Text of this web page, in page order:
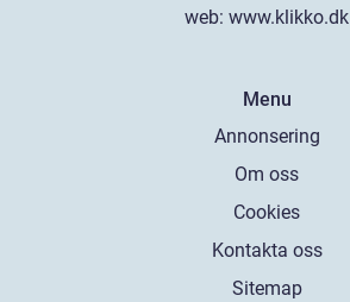
web: www.klikko.dk
Menu
Annonsering
Om oss
Cookies
Kontakta oss
Sitemap